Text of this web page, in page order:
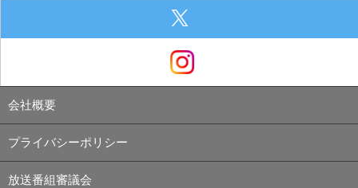
会社概要
プライバシーポリシー
放送番組審議会